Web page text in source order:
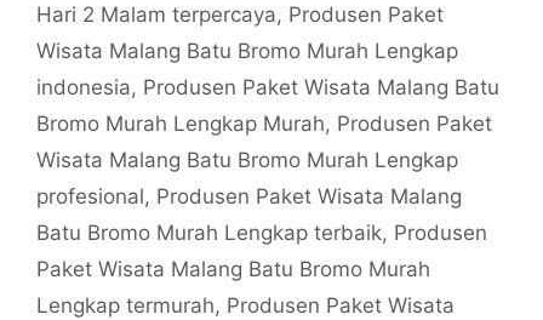
Hari 2 Malam terpercaya, Produsen Paket
Wisata Malang Batu Bromo Murah Lengkap
indonesia, Produsen Paket Wisata Malang Batu
Bromo Murah Lengkap Murah, Produsen Paket
Wisata Malang Batu Bromo Murah Lengkap
profesional, Produsen Paket Wisata Malang
Batu Bromo Murah Lengkap terbaik, Produsen
Paket Wisata Malang Batu Bromo Murah
Lengkap termurah, Produsen Paket Wisata